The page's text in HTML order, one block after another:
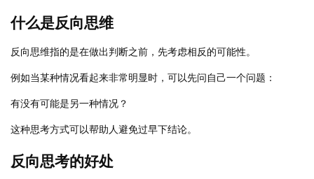
什么是反向思维
反向思维指的是在做出判断之前，先考虑相反的可能性。
例如当某种情况看起来非常明显时，可以先问自己一个问题：
有没有可能是另一种情况？
这种思考方式可以帮助人避免过早下结论。
反向思考的好处